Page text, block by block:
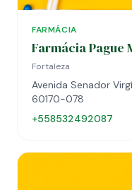
FARMÁCIA
Farmácia Pague
Fortaleza
Avenida Senador
60170-078
+558532492087